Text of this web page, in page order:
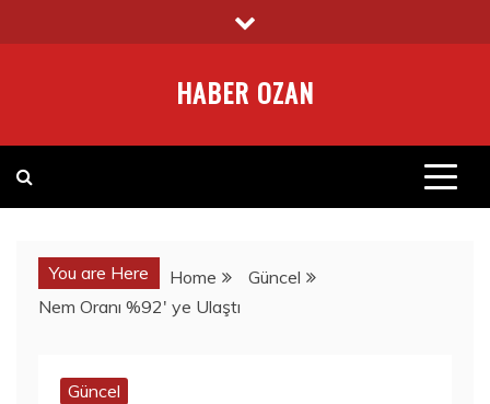
to
HABER OZAN
You are Here Home
Güncel
Nem Oranı %92′ ye Ulaştı
Güncel